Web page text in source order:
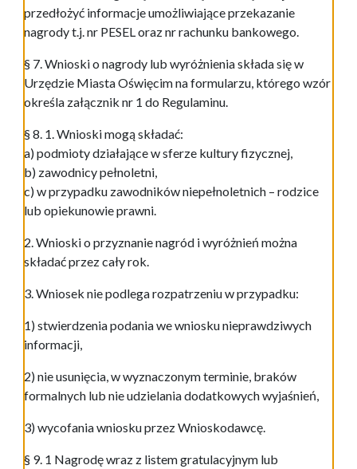
przedłożyć informacje umożliwiające przekazanie
nagrody t.j. nr PESEL oraz nr rachunku bankowego.
§ 7. Wnioski o nagrody lub wyróżnienia składa się w
Urzędzie Miasta Oświęcim na formularzu, którego wzór
określa załącznik nr 1 do Regulaminu.
§ 8. 1. Wnioski mogą składać:
a) podmioty działające w sferze kultury fizycznej,
b) zawodnicy pełnoletni,
c) w przypadku zawodników niepełnoletnich – rodzice
lub opiekunowie prawni.
2. Wnioski o przyznanie nagród i wyróżnień można
składać przez cały rok.
3. Wniosek nie podlega rozpatrzeniu w przypadku:
1) stwierdzenia podania we wniosku nieprawdziwych
informacji,
2) nie usunięcia, w wyznaczonym terminie, braków
formalnych lub nie udzielania dodatkowych wyjaśnień,
3) wycofania wniosku przez Wnioskodawcę.
§ 9. 1 Nagrodę wraz z listem gratulacyjnym lub